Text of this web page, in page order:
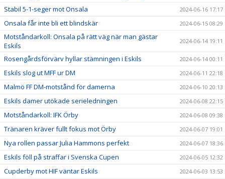
Stabil 5-1-seger mot Onsala 2024-06-16 17:17
Onsala får inte bli ett blindskär 2024-06-15 08:29
Motståndarkoll: Onsala på rätt väg när man gästar
Eskils
2024-06-14 19:11
Rosengårdsförvärv hyllar stämningen i Eskils 2024-06-14 00:11
Eskils slog ut MFF ur DM 2024-06-11 22:18
Malmö FF DM-motstånd för damerna 2024-06-10 20:13
Eskils damer utökade serieledningen 2024-06-08 22:15
Motståndarkoll: IFK Örby 2024-06-08 09:38
Tränaren kräver fullt fokus mot Örby 2024-06-07 19:01
Nya rollen passar Julia Hammons perfekt 2024-06-07 18:36
Eskils föll på straffar i Svenska Cupen 2024-06-05 12:32
Cupderby mot HIF väntar Eskils 2024-06-03 13:53